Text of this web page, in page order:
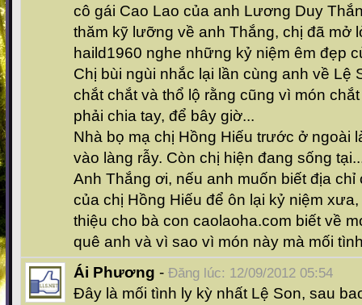
cô gái Cao Lao của anh Lương Duy
thăm kỹ lưỡng về anh Thắng, chị đã mở
haild1960 nghe những kỷ niệm êm đẹp
Chị bùi ngùi nhắc lại lần cùng anh về Lệ
chắt chắt và thổ lộ rằng cũng vì món
phải chia tay, để bây giờ...
Nhà bọ mạ chị Hồng Hiếu trước ở ngoài
vào làng rẫy. Còn chị hiện đang sống
Anh Thắng ơi, nếu anh muốn biết địa
của chị Hồng Hiếu để ôn lại kỷ niệm
thiệu cho bà con caolaoha.com biết về
quê anh và vì sao vì món này mà mối
Ái Phương - Đăng lúc: 12/09/2012 05:54
Đây là mối tình ly kỳ nhất Lệ Son, sau